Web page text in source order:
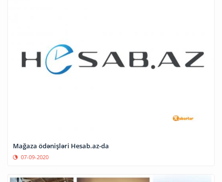
Mağaza ödənişləri Hesab.az-da
07-09-2020